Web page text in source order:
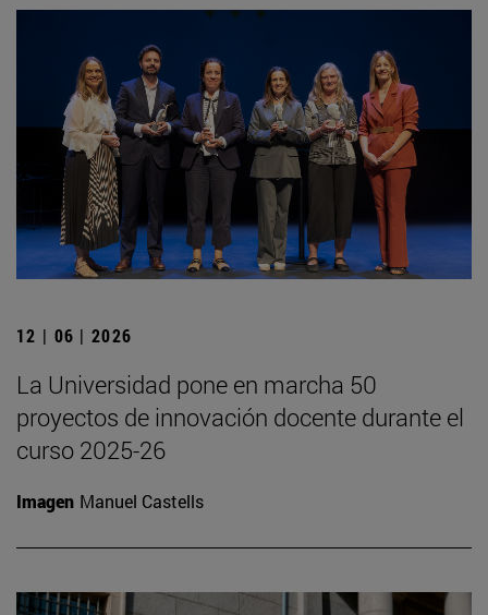
12 | 06 | 2026
La Universidad pone en marcha 50
proyectos de innovación docente durante el
curso 2025-26
Imagen Manuel Castells